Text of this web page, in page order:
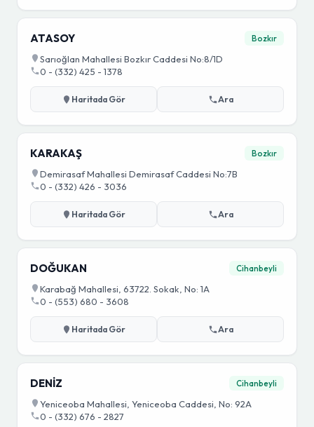
ATASOY Bozkır
Sarıoğlan Mahallesi Bozkır Caddesi No:8/1D
0 - (332) 425 - 1378
Haritada Gör Ara
KARAKAŞ Bozkır
Demirasaf Mahallesi Demirasaf Caddesi No:7B
0 - (332) 426 - 3036
Haritada Gör Ara
DOĞUKAN Cihanbeyli
Karabağ Mahallesi, 63722. Sokak, No: 1A
0 - (553) 680 - 3608
Haritada Gör Ara
DENİZ Cihanbeyli
Yeniceoba Mahallesi, Yeniceoba Caddesi, No: 92A
0 - (332) 676 - 2827